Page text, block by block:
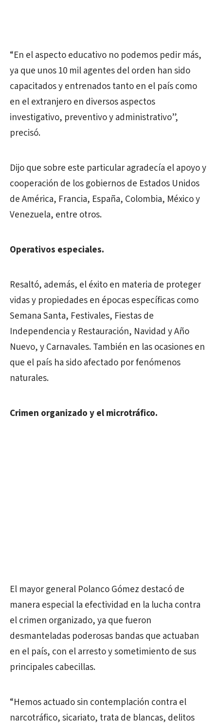
“En el aspecto educativo no podemos pedir más,
ya que unos 10 mil agentes del orden han sido
capacitados y entrenados tanto en el país como
en el extranjero en diversos aspectos
investigativo, preventivo y administrativo”,
precisó.
Dijo que sobre este particular agradecía el apoyo y
cooperación de los gobiernos de Estados Unidos
de América, Francia, España, Colombia, México y
Venezuela, entre otros.
Operativos especiales.
Resaltó, además, el éxito en materia de proteger
vidas y propiedades en épocas específicas como
Semana Santa, Festivales, Fiestas de
Independencia y Restauración, Navidad y Año
Nuevo, y Carnavales. También en las ocasiones en
que el país ha sido afectado por fenómenos
naturales.
Crimen organizado y el microtráfico.
El mayor general Polanco Gómez destacó de
manera especial la efectividad en la lucha contra
el crimen organizado, ya que fueron
desmanteladas poderosas bandas que actuaban
en el país, con el arresto y sometimiento de sus
principales cabecillas.
“Hemos actuado sin contemplación contra el
narcotráfico, sicariato, trata de blancas, delitos